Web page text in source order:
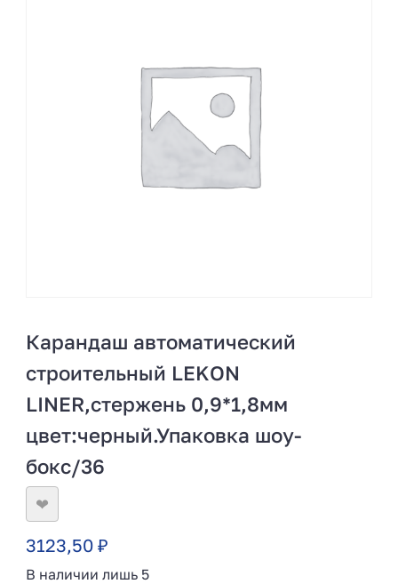
Карандаш автоматический
строительный LEKON
LINER,стержень 0,9*1,8мм
цвет:черный.Упаковка шоу-
бокс/36
❤
3123,50 ₽
В наличии лишь 5